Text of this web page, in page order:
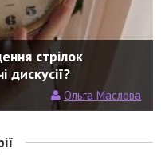
стрілок
дискусії?
Ольга Маслова